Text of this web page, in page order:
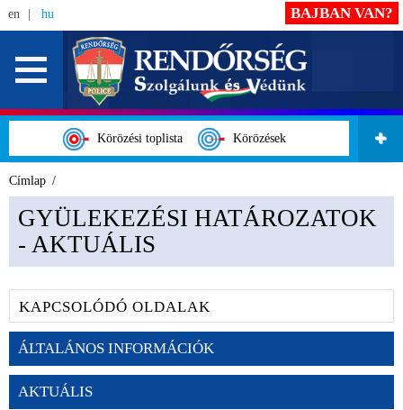
en hu
Körözési toplista Körözések
BAJBAN VAN?
Címlap
GYÜLEKEZÉSI HATÁROZATOK
- AKTUÁLIS
KAPCSOLÓDÓ OLDALAK
ÁLTALÁNOS INFORMÁCIÓK
AKTUÁLIS